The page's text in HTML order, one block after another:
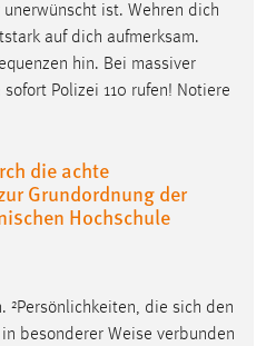
ist. Wehren dich
auf dich aufmerksam.
hin. Bei massiver
Polizei 110 rufen! Notiere
die achte
Grundordnung der
Hochschule
²Persönlichkeiten, die sich den
besonderer Weise verbunden